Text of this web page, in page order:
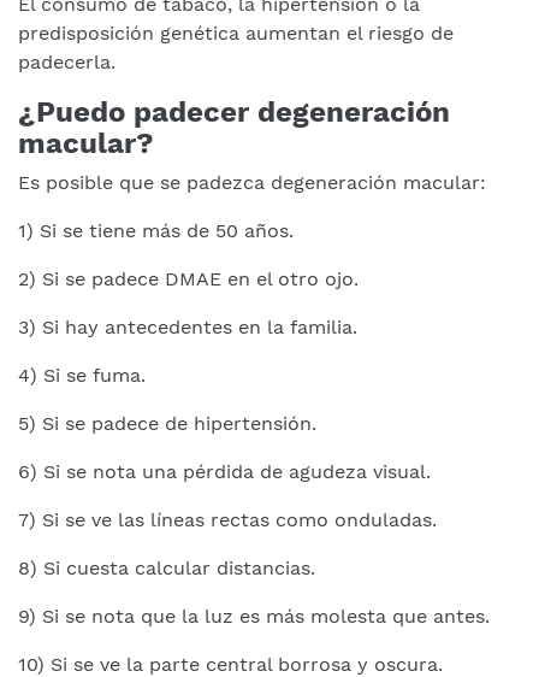
predisposición genética aumentan el riesgo de
padecerla.
¿Puedo padecer degeneración
macular?
Es posible que se padezca degeneración macular:
1) Si se tiene más de 50 años.
2) Si se padece DMAE en el otro ojo.
3) Si hay antecedentes en la familia.
4) Si se fuma.
5) Si se padece de hipertensión.
6) Si se nota una pérdida de agudeza visual.
7) Si se ve las líneas rectas como onduladas.
8) Si cuesta calcular distancias.
9) Si se nota que la luz es más molesta que antes.
10) Si se ve la parte central borrosa y oscura.